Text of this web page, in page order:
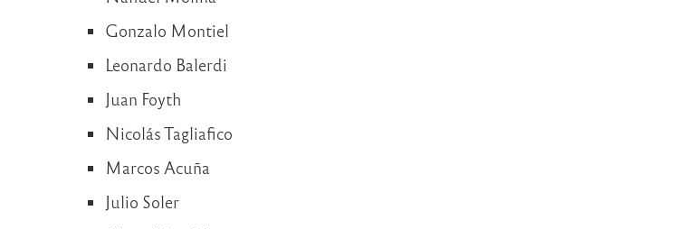
Gonzalo Montiel
Leonardo Balerdi
Juan Foyth
Nicolás Tagliafico
Marcos Acuña
Julio Soler